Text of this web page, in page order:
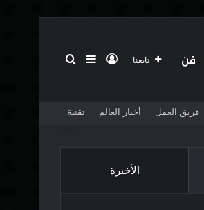
فن تابعنا تسجيل الدخول
إضافة عمود جانبي
فريق العمل أخبار العالم تقنية
الأخيرة